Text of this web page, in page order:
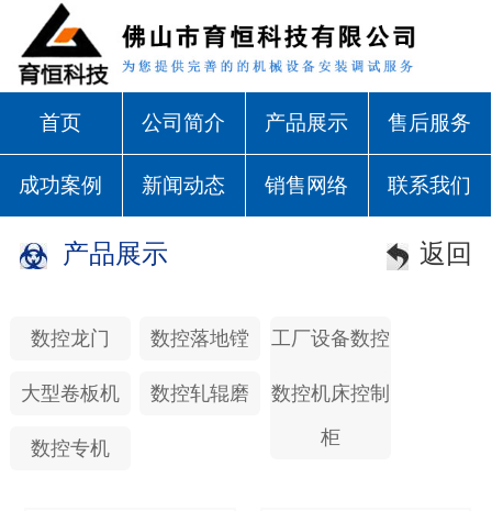
首页 公司简介 产品展示 售后服务
成功案例 新闻动态 销售网络 联系我们
产品展示 返回
数控龙门 数控落地镗
工厂设备数控
化改造
大型卷板机 数控轧辊磨
数控机床控制
柜
数控专机